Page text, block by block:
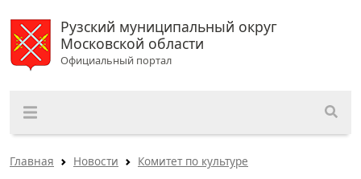
Рузский муниципальный округ
Московской области
Официальный портал
Главная Новости Комитет по культуре